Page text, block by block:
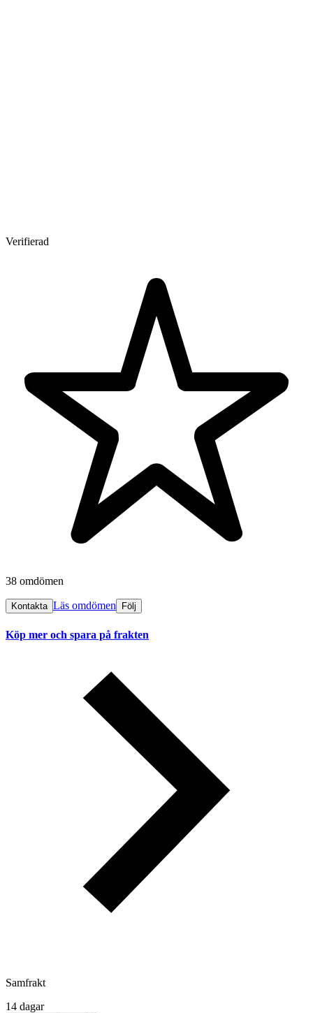
Verifierad
38 omdömen
Kontakta Läs omdömen Följ
Köp mer och spara på frakten
Samfrakt
14 dagar